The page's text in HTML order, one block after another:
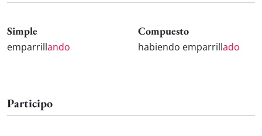
Simple
emparrillando
Compuesto
habiendo emparrillado
Participo